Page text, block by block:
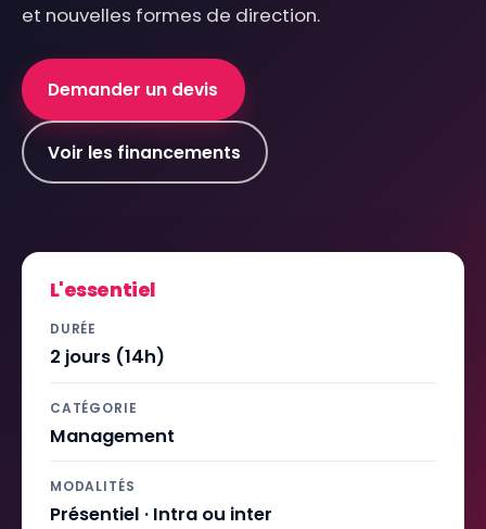
et nouvelles formes de direction.
Demander un devis
Voir les financements
L'essentiel
DURÉE
2 jours (14h)
CATÉGORIE
Management
MODALITÉS
Présentiel · Intra ou inter